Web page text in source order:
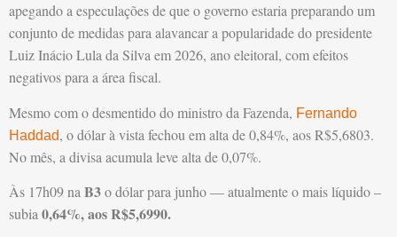
apegando a especulações de que o governo estaria preparando um
conjunto de medidas para alavancar a popularidade do presidente
Luiz Inácio Lula da Silva em 2026, ano eleitoral, com efeitos
negativos para a área fiscal.
Mesmo com o desmentido do ministro da Fazenda, Fernando
Haddad, o dólar à vista fechou em alta de 0,84%, aos R$5,6803.
No mês, a divisa acumula leve alta de 0,07%.
Às 17h09 na B3o dólar para junho — atualmente o mais líquido –
subia 0,64%, aos R$5,6990.